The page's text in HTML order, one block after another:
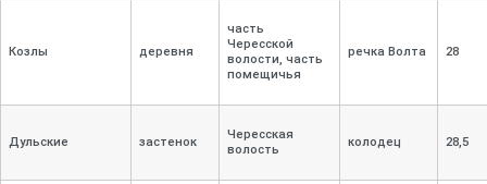
Козлы деревня
часть
Чересской
волости, часть
помещичья
речка Волта 28
Дульские застенок
Чересская
волость
колодец 28,5